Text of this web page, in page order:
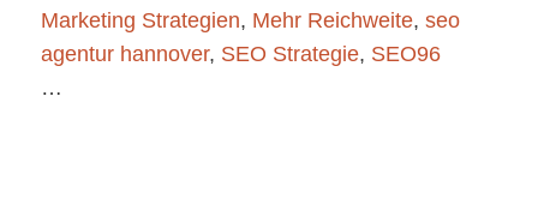
Marketing Strategien, Mehr Reichweite, seo
agentur hannover, SEO Strategie, SEO96
…